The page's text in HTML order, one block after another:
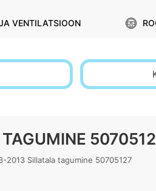
VENTILATSIOON
2013 Sillatala tagumine 50705127